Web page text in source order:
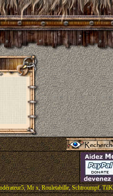
,Mr x,Rouletabille,Schtroumpf,TilK